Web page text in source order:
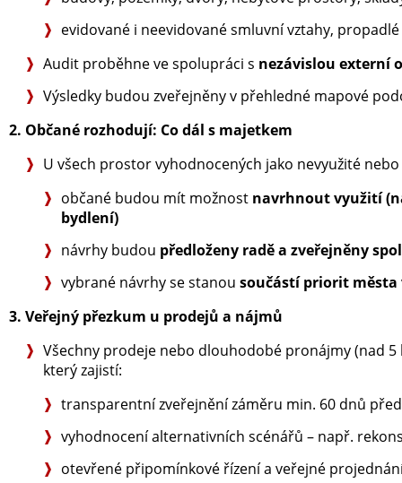
evidované i neevidované smluvní vztahy,
Audit proběhne ve spolupráci s nezávislou externí
Výsledky budou zveřejněny v přehledné mapové
2. Občané rozhodují: Co dál s majetkem
U všech prostor vyhodnocených jako nevyužité
občané budou mít možnost navrhnout využití
bydlení)
návrhy budou předloženy radě a zveřejněny
vybrané návrhy se stanou součástí priorit města
3. Veřejný přezkum u prodejů a nájmů
Všechny prodeje nebo dlouhodobé pronájmy (nad
který zajistí:
transparentní zveřejnění záměru min. 60 dnů
vyhodnocení alternativních scénářů – např.
otevřené připomínkové řízení a veřejné